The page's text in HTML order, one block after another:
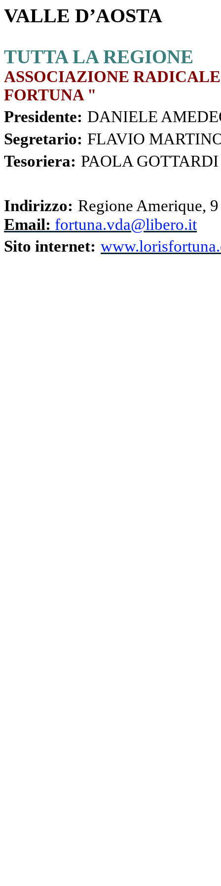
VALLE D’AOSTA
TUTTA LA REGIONE
ASSOCIAZIONE
FORTUNA "
Presidente: DANIELE
Segretario: FLAVIO
Tesoriera: PAOLA GOTTARDI
Indirizzo: Regione Amerique,
Email: fortuna.vda@libero.it
Sito internet: